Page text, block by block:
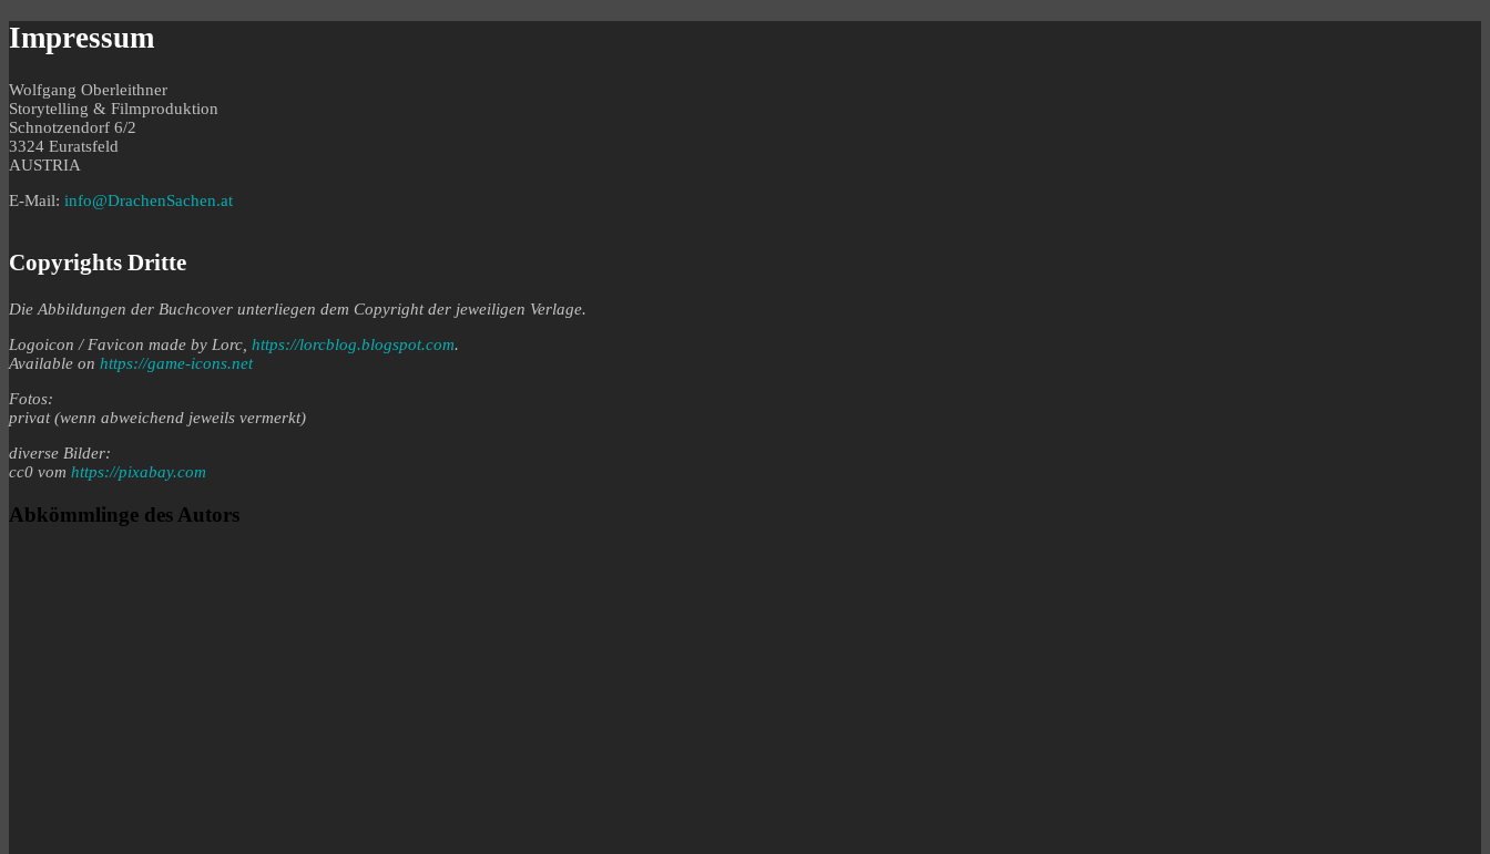
Impressum
Wolfgang Oberleithner
Storytelling & Filmproduktion
Schnotzendorf 6/2
3324 Euratsfeld
AUSTRIA
E-Mail: info@DrachenSachen.at
Copyrights Dritte
Die Abbildungen der Buchcover unterliegen dem Copyright der jeweiligen Verlage.
Logoicon / Favicon made by Lorc, https://lorcblog.blogspot.com.
Available on https://game-icons.net
Fotos:
privat(wenn abweichend jeweils vermerkt)
diverse Bilder:
cc0 vom https://pixabay.com
Abkömmlinge des Autors